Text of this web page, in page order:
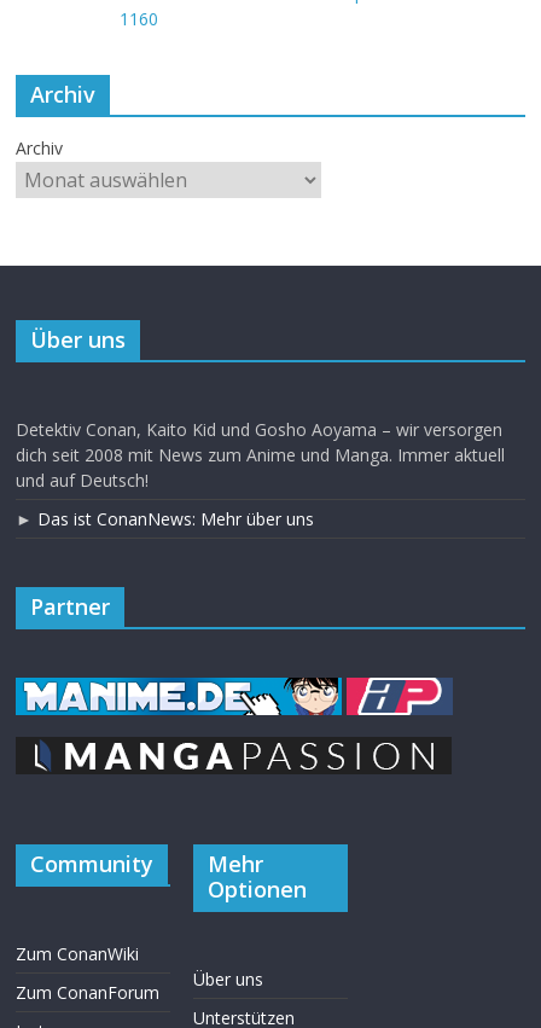
Archiv
Archiv
Über uns
Detektiv Conan, Kaito Kid und Gosho Aoyama – wir versorgen
dich seit 2008 mit News zum Anime und Manga. Immer aktuell
und auf Deutsch!
► Das ist ConanNews: Mehr über uns
Partner
Community
Zum ConanWiki
Zum ConanForum
Mehr
Optionen
Über uns
Unterstützen